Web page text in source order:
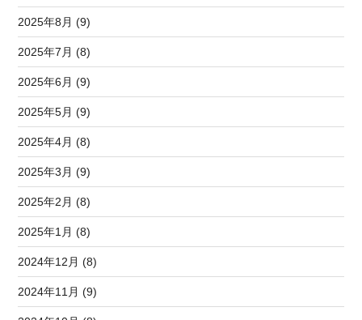
2025年8月 (9)
2025年7月 (8)
2025年6月 (9)
2025年5月 (9)
2025年4月 (8)
2025年3月 (9)
2025年2月 (8)
2025年1月 (8)
2024年12月 (8)
2024年11月 (9)